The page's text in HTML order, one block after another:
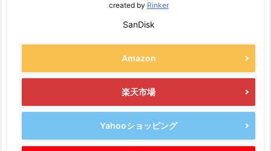
created by Rinker
SanDisk
Amazon
楽天市場
Yahooショッピング